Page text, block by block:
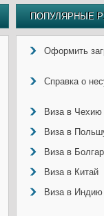
ПОПУЛЯРНЫЕ
Оформить
Справка о
Виза в Чехию
Виза в
Виза в
Виза в Китай
Виза в Индию